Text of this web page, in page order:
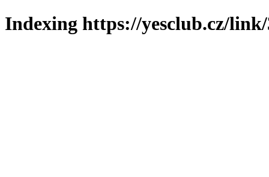
Indexing https://yesclub.cz/link/